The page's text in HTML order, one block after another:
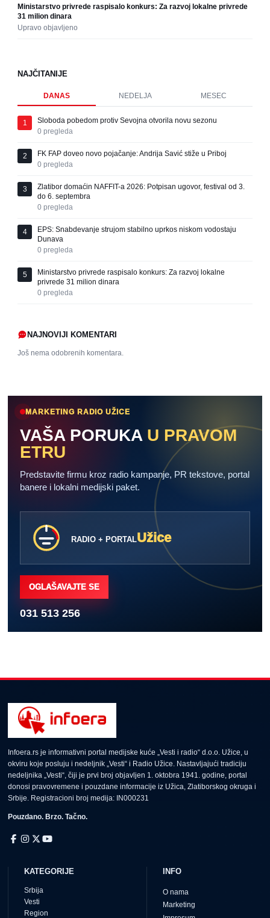
Ministarstvo privrede raspisalo konkurs: Za razvoj lokalne privrede
31 milion dinara
Upravo objavljeno
NAJČITANIJE
DANAS NEDELJA MESEC
1
Sloboda pobedom protiv Sevojna otvorila novu sezonu
0 pregleda
2
FK FAP doveo novo pojačanje: Andrija Savić stiže u Priboj
0 pregleda
3
Zlatibor domaćin NAFFIT-a 2026: Potpisan ugovor, festival od 3.
do 6. septembra
0 pregleda
4
EPS: Snabdevanje strujom stabilno uprkos niskom vodostaju
Dunava
0 pregleda
5
Ministarstvo privrede raspisalo konkurs: Za razvoj lokalne
privrede 31 milion dinara
0 pregleda
NAJNOVIJI KOMENTARI
Još nema odobrenih komentara.
MARKETING RADIO UŽICE
VAŠA PORUKA U PRAVOM
ETRU
Predstavite firmu kroz radio kampanje, PR tekstove, portal
banere i lokalni medijski paket.
RADIO + PORTALUžice
OGLAŠAVAJTE SE
031 513 256
Infoera.rs je informativni portal medijske kuće „Vesti i radio“ d.o.o. Užice, u
okviru koje posluju i nedeljnik „Vesti“ i Radio Užice. Nastavljajući tradiciju
nedeljnika „Vesti“, čiji je prvi broj objavljen 1. oktobra 1941. godine, portal
donosi pravovremene i pouzdane informacije iz Užica, Zlatiborskog okruga i
Srbije. Registracioni broj medija: IN000231
Pouzdano. Brzo. Tačno.
KATEGORIJE
Srbija
Vesti
Region
INFO
O nama
Marketing